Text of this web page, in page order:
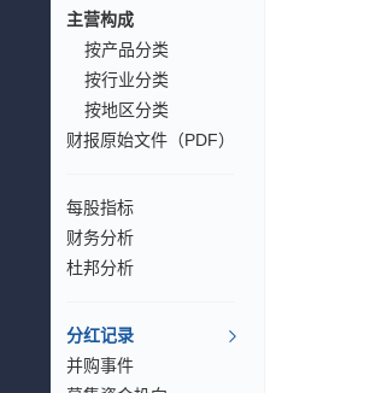
主营构成
按产品分类
按行业分类
按地区分类
财报原始文件（PDF）
每股指标
财务分析
杜邦分析
分红记录
并购事件